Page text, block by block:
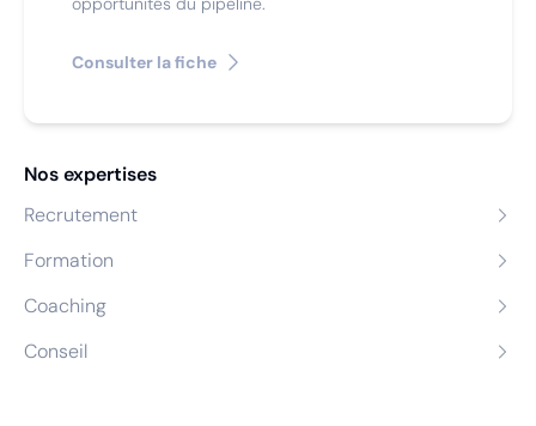
Consulter la fiche
Nos expertises
Recrutement
Formation
Coaching
Conseil